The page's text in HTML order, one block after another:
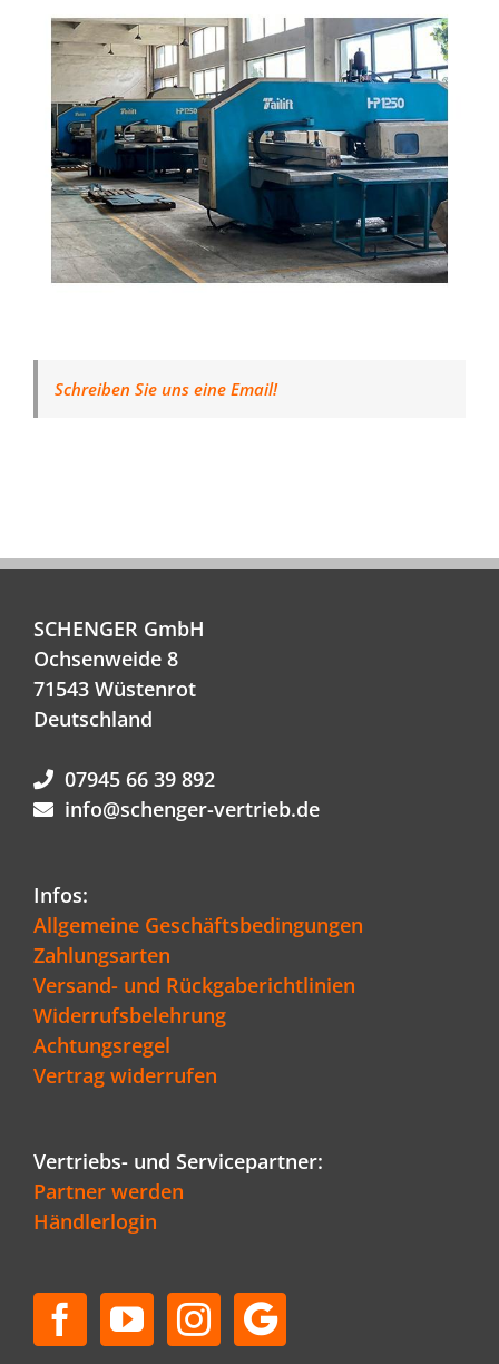
Schreiben Sie uns eine Email!
SCHENGER GmbH
Ochsenweide 8
71543 Wüstenrot
Deutschland
07945 66 39 892
info@schenger-vertrieb.de
Infos:
Allgemeine Geschäftsbedingungen
Zahlungsarten
Versand- und Rückgaberichtlinien
Widerrufsbelehrung
Achtungsregel
Vertrag widerrufen
Vertriebs- und Servicepartner:
Partner werden
Händlerlogin
SEHR GUT